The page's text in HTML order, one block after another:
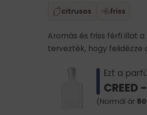
citrusos friss
Aromás és friss férfi illat
tervezték, hogy felidézze
Ezt a
CREED
(Normál ár